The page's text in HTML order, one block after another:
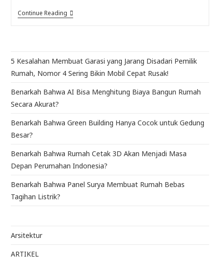
Continue Reading
5 Kesalahan Membuat Garasi yang Jarang Disadari Pemilik
Rumah, Nomor 4 Sering Bikin Mobil Cepat Rusak!
Benarkah Bahwa AI Bisa Menghitung Biaya Bangun Rumah
Secara Akurat?
Benarkah Bahwa Green Building Hanya Cocok untuk Gedung
Besar?
Benarkah Bahwa Rumah Cetak 3D Akan Menjadi Masa
Depan Perumahan Indonesia?
Benarkah Bahwa Panel Surya Membuat Rumah Bebas
Tagihan Listrik?
Arsitektur
ARTIKEL